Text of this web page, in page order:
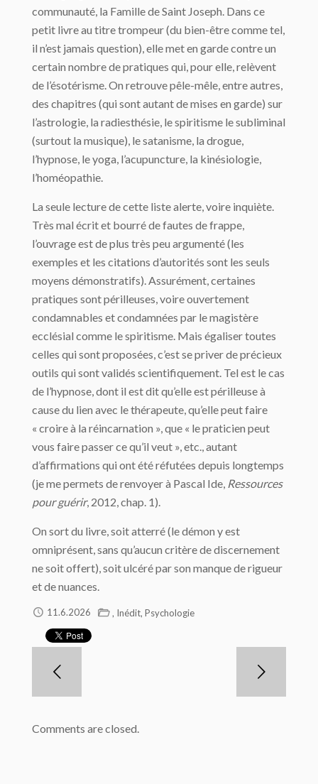
communauté, la Famille de Saint Joseph. Dans ce
petit livre au titre trompeur (du bien-être comme tel,
il n’est jamais question), elle met en garde contre un
certain nombre de pratiques qui, pour elle, relèvent
de l’ésotérisme. On retrouve pêle-mêle, entre autres,
des chapitres (qui sont autant de mises en garde) sur
l’astrologie, la radiesthésie, le spiritisme le subliminal
(surtout la musique), le satanisme, la drogue,
l’hypnose, le yoga, l’acupuncture, la kinésiologie,
l’homéopathie.
La seule lecture de cette liste alerte, voire inquiète.
Très mal écrit et bourré de fautes de frappe,
l’ouvrage est de plus très peu argumenté (les
exemples et les citations d’autorités sont les seuls
moyens démonstratifs). Assurément, certaines
pratiques sont périlleuses, voire ouvertement
condamnables et condamnées par le magistère
ecclésial comme le spiritisme. Mais égaliser toutes
celles qui sont proposées, c’est se priver de précieux
outils qui sont validés scientifiquement. Tel est le cas
de l’hypnose, dont il est dit qu’elle est périlleuse à
cause du lien avec le thérapeute, qu’elle peut faire
« croire à la réincarnation », que « le praticien peut
vous faire passer ce qu’il veut », etc., autant
d’affirmations qui ont été réfutées depuis longtemps
(je me permets de renvoyer à Pascal Ide, Ressources
pour guérir, 2012, chap. 1).
On sort du livre, soit atterré (le démon y est
omniprésent, sans qu’aucun critère de discernement
ne soit offert), soit ulcéré par son manque de rigueur
et de nuances.
11.6.2026 , Inédit, Psychologie
Comments are closed.